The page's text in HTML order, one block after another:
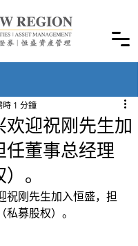
欢迎祝刚先生加
任董事总经理
。
時 1 分鐘
祝刚先生加入恒盛，担
募股权）。